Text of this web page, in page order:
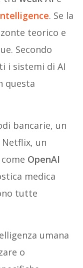
. Se la
teorico e
Secondo
i sistemi di AI
questa
bancarie, un
un
OpenAI
medica
tutte
umana
o